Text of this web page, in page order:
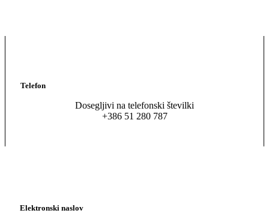
Telefon
Dosegljivi na telefonski številki
+386 51 280 787
Elektronski naslov